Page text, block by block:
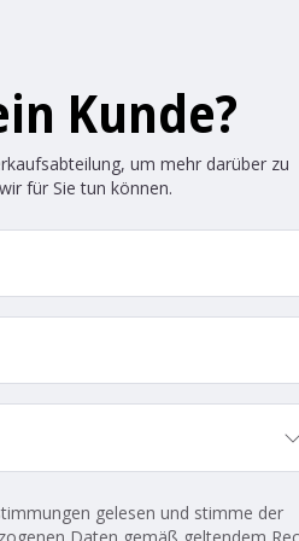
Kunde?
um mehr darüber zu
für Sie tun können.
gelesen und stimme der